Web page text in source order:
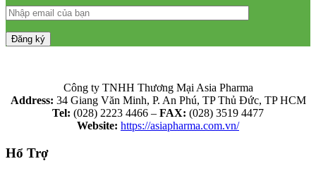
Công ty TNHH Thương Mại Asia Pharma
Address: 34 Giang Văn Minh, P. An Phú, TP Thủ Đức, TP HCM
Tel: (028) 2223 4466 – FAX: (028) 3519 4477
Website: https://asiapharma.com.vn/
Hổ Trợ